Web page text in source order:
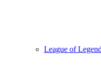
League of